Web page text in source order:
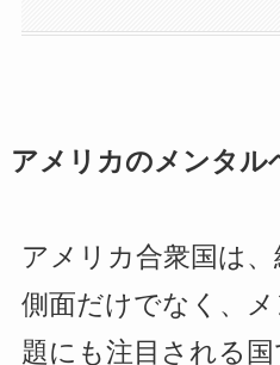
アメリカのメンタル
アメリカ合衆国は
側面だけでなく、
題にも注目される